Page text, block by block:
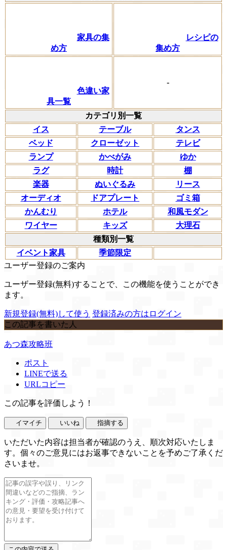
家具の集
め方
レシピの
集め方
色違い家
具一覧
-
カテゴリ別一覧
イス
テーブル
タンス
ベッド
クローゼット
テレビ
ランプ
かべがみ
ゆか
ラグ
時計
棚
楽器
ぬいぐるみ
リース
オーディオ
ドアプレート
ゴミ箱
かんむり
ホテル
和風モダン
ワイヤー
キッズ
大理石
種類別一覧
イベント家具
季節限定
ユーザー登録のご案内
ユーザー登録(無料)することで、この機能を使うことができ
ます。
新規登録(無料)して使う 登録済みの方はログイン
この記事を書いた人
あつ森攻略班
ポスト
LINEで送る
URLコピー
この記事を評価しよう！
イマイチ いいね 指摘する
いただいた内容は担当者が確認のうえ、順次対応いたしま
す。個々のご意見にはお返事できないことを予めご了承くだ
さいませ。